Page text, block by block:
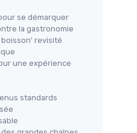
Magimix Cook
pour diverses
de
1800W
platine
recettes à
se démarquer
la gastronomie
revisité
une expérience
standards